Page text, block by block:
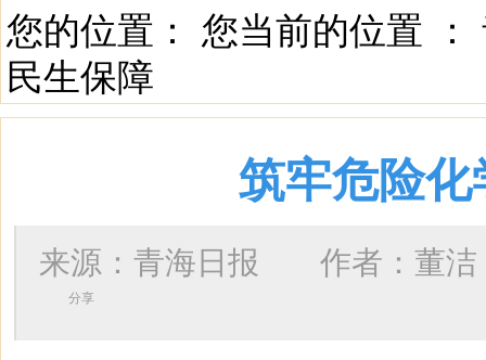
您的位置： 您当前的位置 ：
民生保障
筑牢危险
来源：青海日报 作者： 董洁
分享